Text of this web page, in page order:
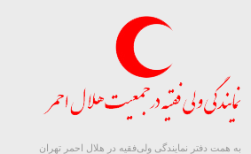
به همت دفتر نمایندگی ولی‌فقیه در هلال احمر تهران